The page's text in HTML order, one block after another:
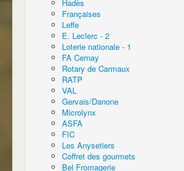
Hadès
Françaises
Leffe
E. Leclerc - 2
Loterie nationale - 1
FA Cernay
Rotary de Carmaux
RATP
VAL
Gervais/Danone
Microlynx
ASFA
FIC
Les Anysetiers
Coffret des gourmets
Bel Fromagerie